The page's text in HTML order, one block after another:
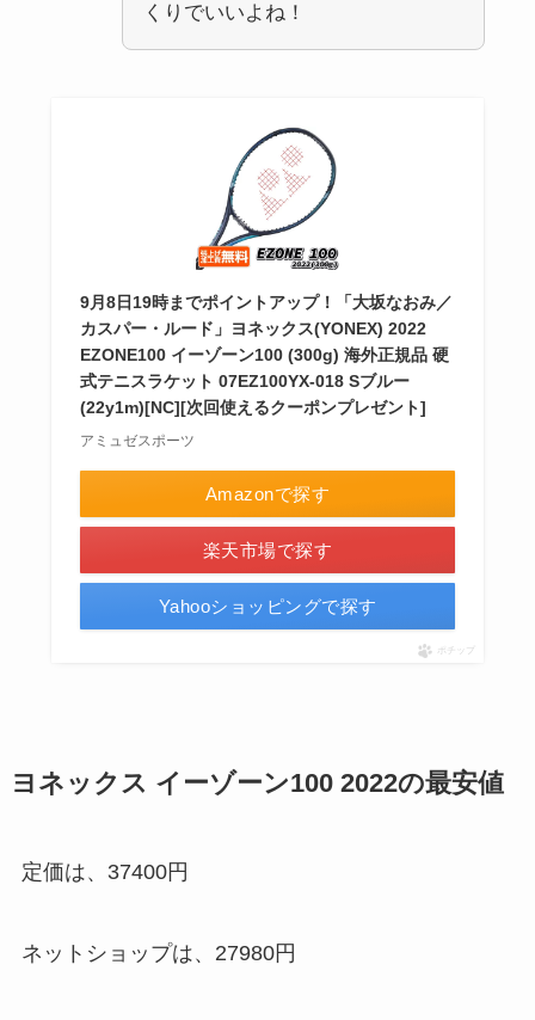
くりでいいよね！
9月8日19時までポイントアップ！「大坂なおみ／
カスパー・ルード」ヨネックス(YONEX) 2022
EZONE100 イーゾーン100 (300g) 海外正規品 硬
式テニスラケット 07EZ100YX-018 Sブルー
(22y1m)[NC][次回使えるクーポンプレゼント]
アミュゼスポーツ
Amazonで探す
楽天市場で探す
Yahooショッピングで探す
ポチップ
ヨネックス イーゾーン100 2022の最安値
定価は、37400円
ネットショップは、27980円